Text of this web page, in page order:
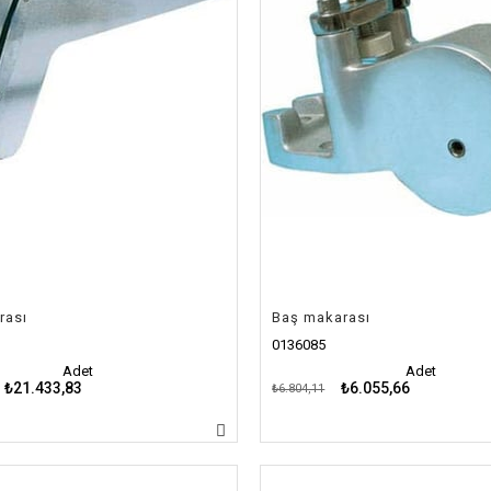
Adet
₺21.433,83
Baş makarası
0136085
Adet
₺6.055,66
₺6.804,11